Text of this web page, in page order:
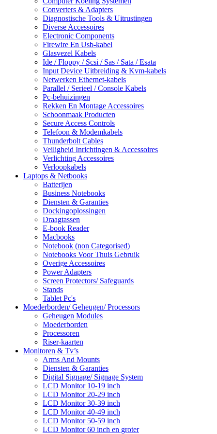
Converters & Adapters
Diagnostische Tools & Uitrustingen
Diverse Accessoires
Electronic Components
Firewire En Usb-kabel
Glasvezel Kabels
Ide / Floppy / Scsi / Sas / Sata / Esata
Input Device Uitbreiding & Kvm-kabels
Netwerken Ethernet-kabels
Parallel / Serieel / Console Kabels
Pc-behuizingen
Rekken En Montage Accessoires
Schoonmaak Producten
Secure Access Controls
Telefoon & Modemkabels
Thunderbolt Cables
Veiligheid Inrichtingen & Accessoires
Verlichting Accessoires
Verloopkabels
Laptops & Netbooks
Batterijen
Business Notebooks
Diensten & Garanties
Dockingoplossingen
Draagtassen
E-book Reader
Macbooks
Notebook (non Categorised)
Notebooks Voor Thuis Gebruik
Overige Accessoires
Power Adapters
Screen Protectors/ Safeguards
Stands
Tablet Pc's
Moederborden/ Geheugen/ Processors
Geheugen Modules
Moederborden
Processoren
Riser-kaarten
Monitoren & Tv’s
Arms And Mounts
Diensten & Garanties
Digital Signage/ Signage System
LCD Monitor 10-19 inch
LCD Monitor 20-29 inch
LCD Monitor 30-39 inch
LCD Monitor 40-49 inch
LCD Monitor 50-59 inch
LCD Monitor 60 inch en groter